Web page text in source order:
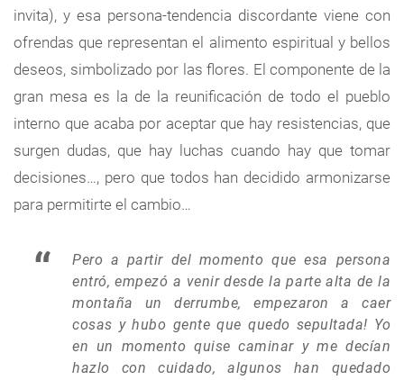
invita), y esa persona-tendencia discordante viene con
ofrendas que representan el alimento espiritual y bellos
deseos, simbolizado por las flores. El componente de la
gran mesa es la de la reunificación de todo el pueblo
interno que acaba por aceptar que hay resistencias, que
surgen dudas, que hay luchas cuando hay que tomar
decisiones…, pero que todos han decidido armonizarse
para permitirte el cambio…
Pero a partir del momento que esa persona
entró, empezó a venir desde la parte alta de la
montaña un derrumbe, empezaron a caer
cosas y hubo gente que quedo sepultada! Yo
en un momento quise caminar y me decían
hazlo con cuidado, algunos han quedado